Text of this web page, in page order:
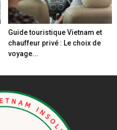
Guide touristique Vietnam et
chauffeur privé : Le choix de
voyage...